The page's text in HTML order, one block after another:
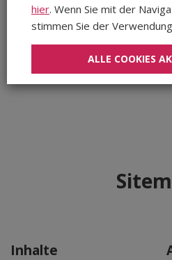
Aug
Sep
Okt
Nov
Apr
Mai
In diesem Zeitraum wurden
Inhalte
hier. Wenn Sie mit der
stimmen Sie der
ALLE COOKIES